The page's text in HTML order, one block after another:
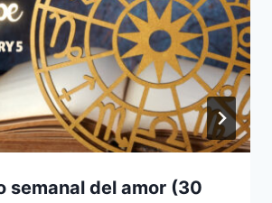
semanal del amor (30